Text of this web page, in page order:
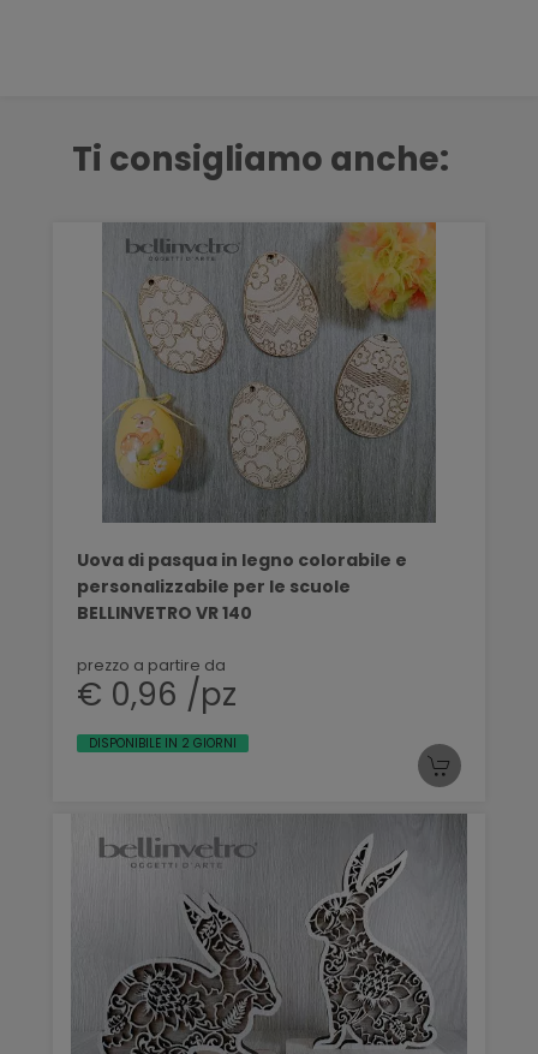
Ti consigliamo anche:
Uova di pasqua in legno colorabile e
personalizzabile per le scuole
BELLINVETRO VR 140
prezzo a partire da
€ 0,96 /pz
DISPONIBILE IN 2 GIORNI